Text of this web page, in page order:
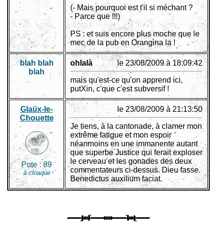
(- Mais pourquoi est t'il si méchant ?
- Parce que !!!)
PS : et suis encore plus moche que le
mec de la pub en Orangina la !
blah blah
blah
ohlalà le 23/08/2009 à 18:09:42
mais qu'est-ce qu'on apprend ici,
putXin, c'que c'est subversif !
Glaüx-le-
Chouette
Pute :89
à cloaque
le 23/08/2009 à 21:13:50
Je tiens, à la cantonade, à clamer mon
extrême fatigue et mon espoir
néanmoins en une immanente autant
que superbe Justice qui ferait exploser
le cerveau et les gonades des deux
commentateurs ci-dessus. Dieu fasse.
Benedictus auxilium faciat.